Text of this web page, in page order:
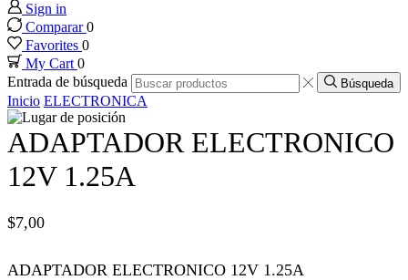
panel
panel
panel
panel
Sign in
Comparar0
Favorites 0
My Cart0
Entrada de búsqueda
Búsqueda
Inicio ELECTRONICA
ADAPTADOR ELECTRONICO
12V 1.25A
$7,00
ADAPTADOR ELECTRONICO 12V 1.25A